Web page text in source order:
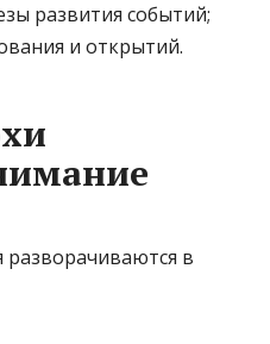
развития событий;
и открытий.
разворачиваются в